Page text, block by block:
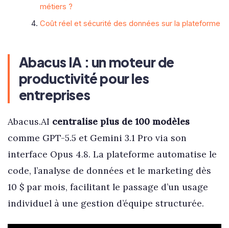
métiers ?
Coût réel et sécurité des données sur la plateforme
Abacus IA : un moteur de
productivité pour les
entreprises
Abacus.AI centralise plus de 100 modèles
comme GPT-5.5 et Gemini 3.1 Pro via son
interface Opus 4.8. La plateforme automatise le
code, l’analyse de données et le marketing dès
10 $ par mois, facilitant le passage d’un usage
individuel à une gestion d’équipe structurée.